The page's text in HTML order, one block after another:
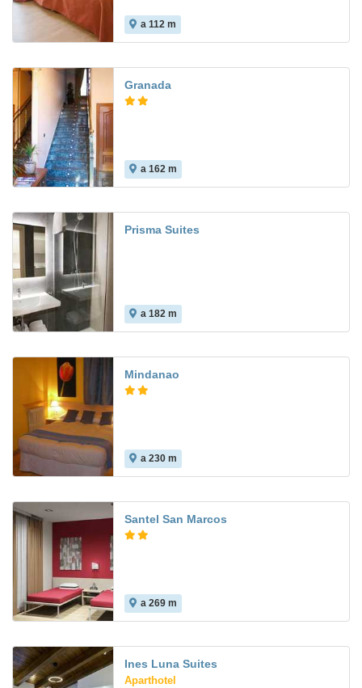
a 112 m
Granada
a 162 m
Prisma Suites
a 182 m
Mindanao
a 230 m
Santel San Marcos
a 269 m
Ines Luna Suites
Aparthotel